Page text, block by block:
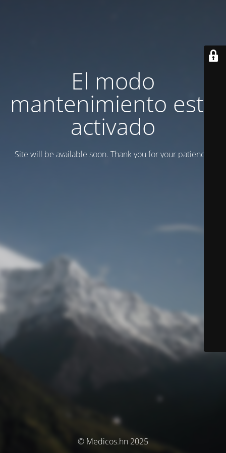
El modo
mantenimiento está
activado
Site will be available soon. Thank you for your patience!
© Medicos.hn 2025